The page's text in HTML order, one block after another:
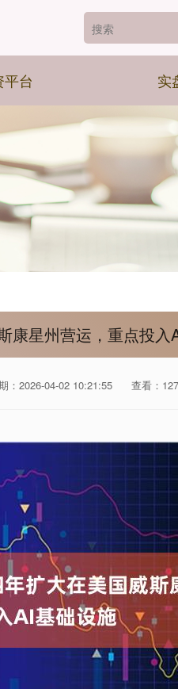
平台 实
康星州营运，重点投入
：2026-04-02 10:21:55 查看：127